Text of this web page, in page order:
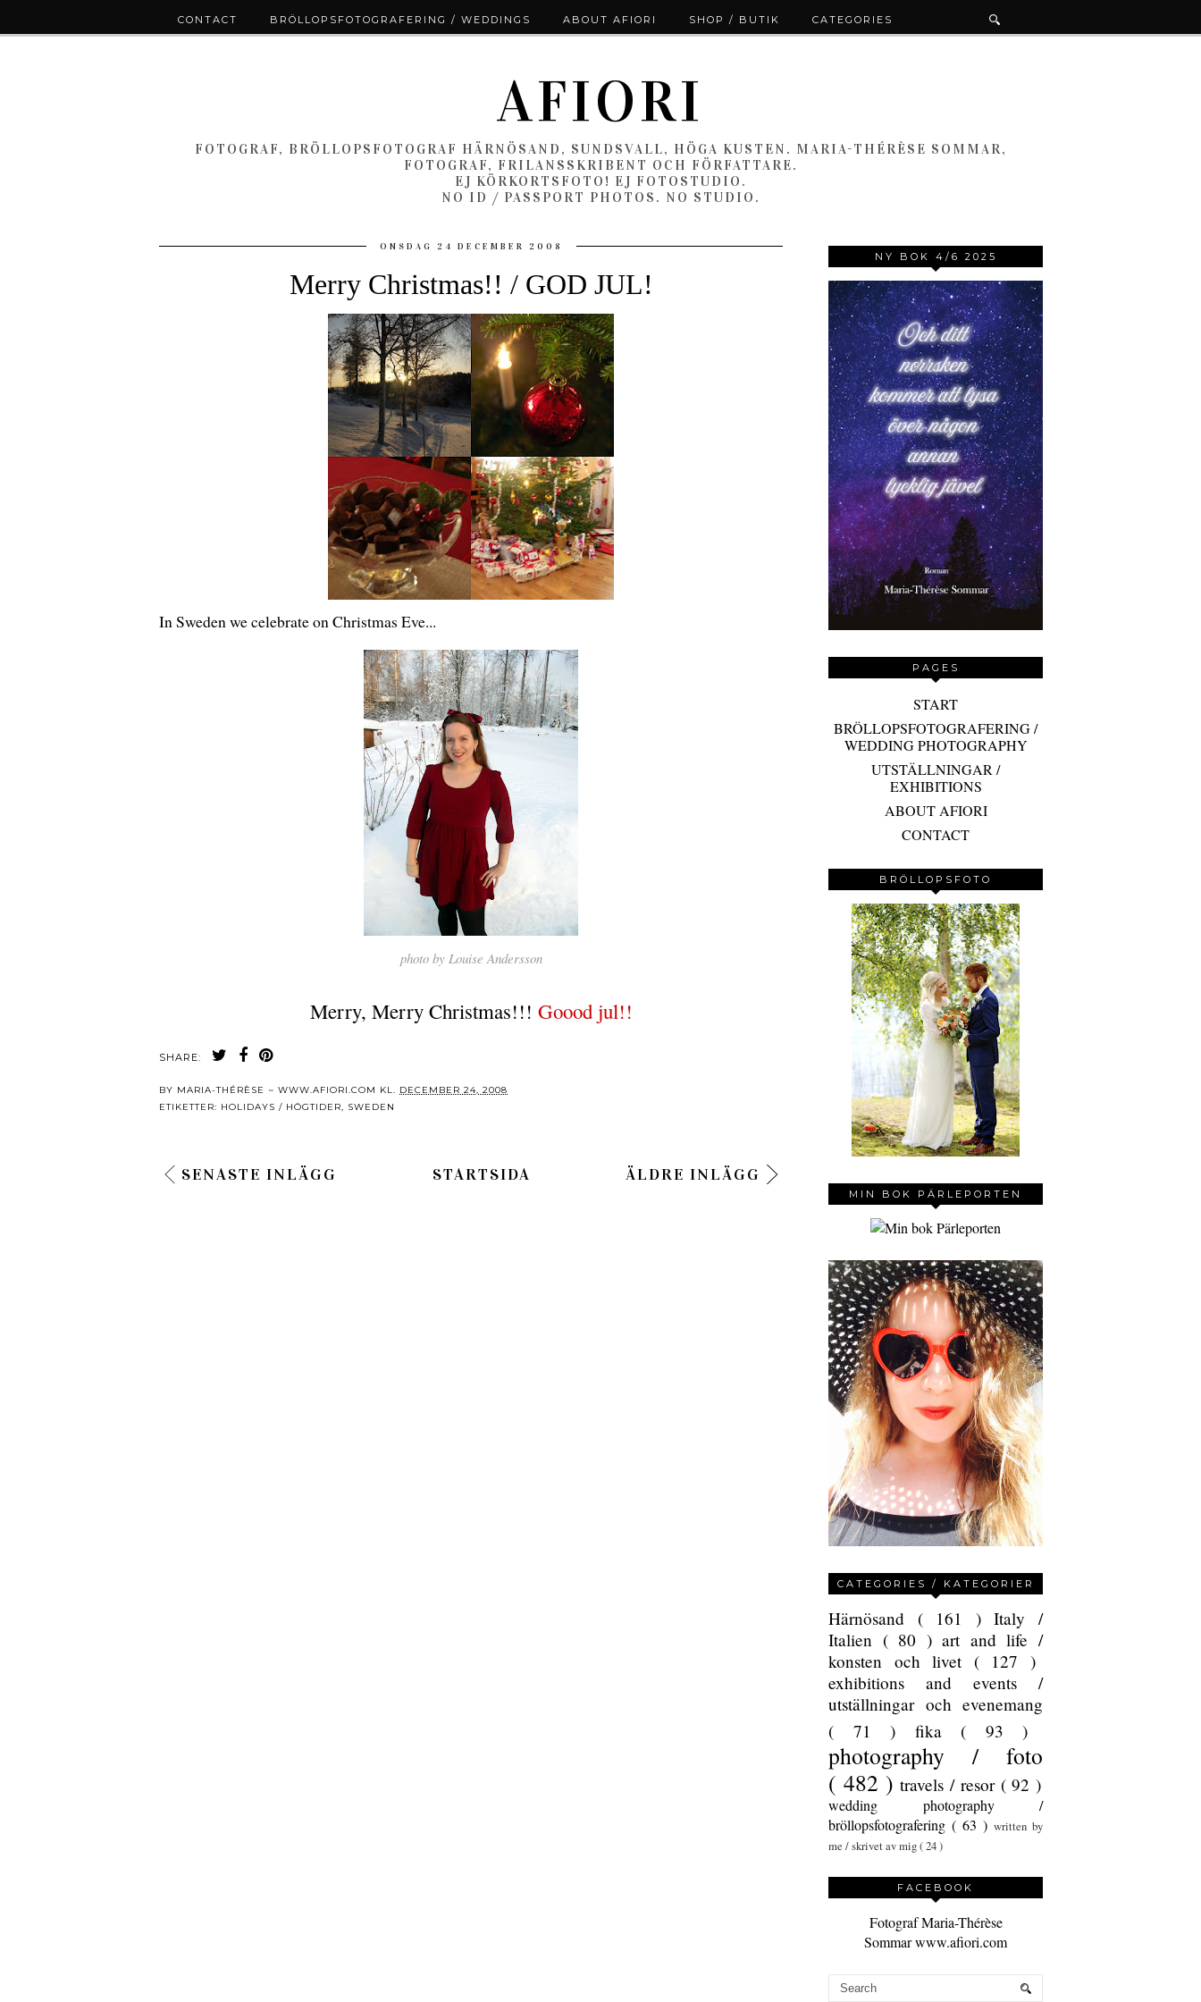
AFIORI
FOTOGRAF, BRÖLLOPSFOTOGRAF HÄRNÖSAND, SUNDSVALL, HÖGA KUSTEN. MARIA-THÉRÈSE SOMMAR,
FOTOGRAF, FRILANSSKRIBENT OCH FÖRFATTARE.
EJ KÖRKORTSFOTO! EJ FOTOSTUDIO.
NO ID / PASSPORT PHOTOS. NO STUDIO.
ONSDAG 24 DECEMBER 2008
Merry Christmas!! / GOD JUL!
In Sweden we celebrate on Christmas Eve...
photo by Louise Andersson
Merry, Merry Christmas!!! Goood jul!!
SHARE:
BY MARIA-THÉRÈSE ~ WWW.AFIORI.COM KL. DECEMBER 24, 2008
ETIKETTER: HOLIDAYS / HÖGTIDER, SWEDEN
SENASTE INLÄGG ÄLDRE INLÄGG
STARTSIDA
NY BOK 4/6 2025
PAGES
START
BRÖLLOPSFOTOGRAFERING /
WEDDING PHOTOGRAPHY
UTSTÄLLNINGAR /
EXHIBITIONS
ABOUT AFIORI
CONTACT
BRÖLLOPSFOTO
CONTACT BRÖLLOPSFOTOGRAFERING / WEDDINGS ABOUT AFIORI SHOP / BUTIK CATEGORIES
MIN BOK PÄRLEPORTEN
CATEGORIES / KATEGORIER
Härnösand ( 161 )Italy /
Italien ( 80 )art and life /
konsten och livet ( 127 )
exhibitions and events /
utställningar och evenemang
( 71 ) fika ( 93 )
photography / foto
( 482 )travels / resor ( 92 )
wedding photography /
bröllopsfotografering ( 63 ) written by
me / skrivet av mig( 24 )
FACEBOOK
Fotograf Maria-Thérèse
Sommar www.afiori.com